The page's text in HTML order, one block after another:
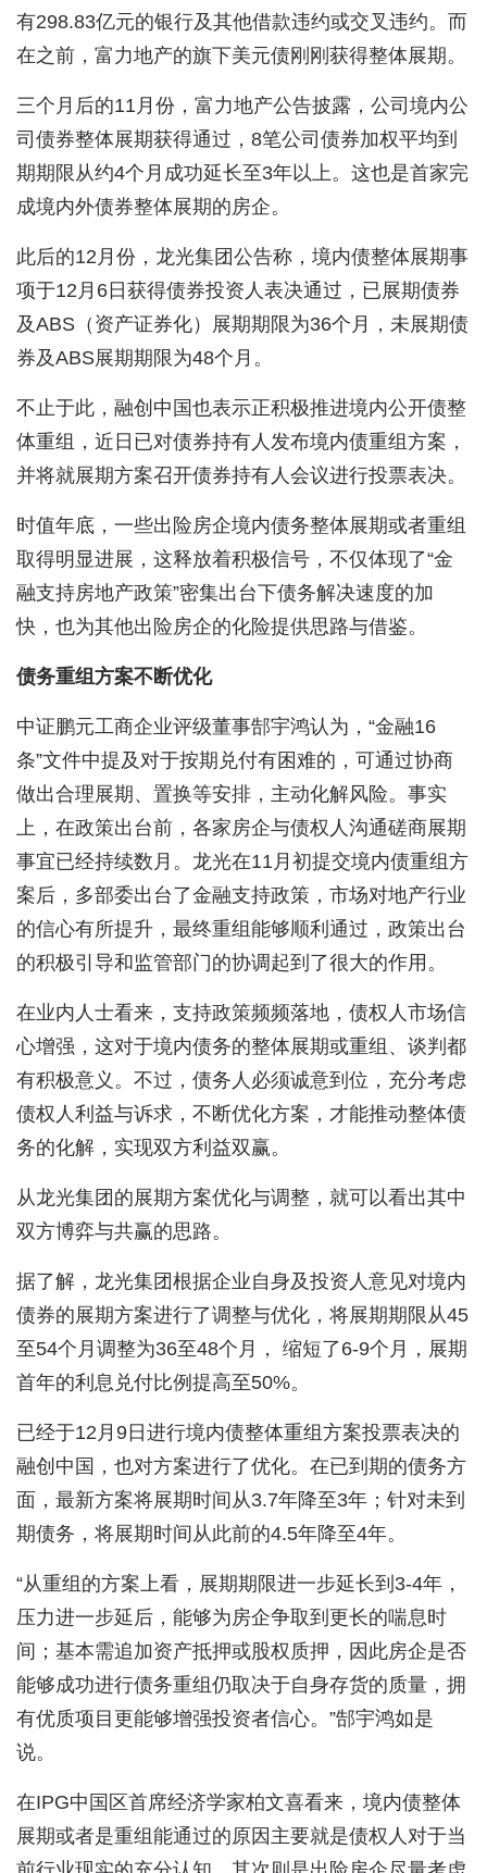
有298.83亿元的银行及其他借款违约或交叉违约。而
在之前，富力地产的旗下美元债刚刚获得整体展期。
三个月后的11月份，富力地产公告披露，公司境内公
司债券整体展期获得通过，8笔公司债券加权平均到
期期限从约4个月成功延长至3年以上。这也是首家完
成境内外债券整体展期的房企。
此后的12月份，龙光集团公告称，境内债整体展期事
项于12月6日获得债券投资人表决通过，已展期债券
及ABS（资产证券化）展期期限为36个月，未展期债
券及ABS展期期限为48个月。
不止于此，融创中国也表示正积极推进境内公开债整
体重组，近日已对债券持有人发布境内债重组方案，
并将就展期方案召开债券持有人会议进行投票表决。
时值年底，一些出险房企境内债务整体展期或者重组
取得明显进展，这释放着积极信号，不仅体现了“金
融支持房地产政策”密集出台下债务解决速度的加
快，也为其他出险房企的化险提供思路与借鉴。
债务重组方案不断优化
中证鹏元工商企业评级董事郜宇鸿认为，“金融16
条”文件中提及对于按期兑付有困难的，可通过协商
做出合理展期、置换等安排，主动化解风险。事实
上，在政策出台前，各家房企与债权人沟通磋商展期
事宜已经持续数月。龙光在11月初提交境内债重组方
案后，多部委出台了金融支持政策，市场对地产行业
的信心有所提升，最终重组能够顺利通过，政策出台
的积极引导和监管部门的协调起到了很大的作用。
在业内人士看来，支持政策频频落地，债权人市场信
心增强，这对于境内债务的整体展期或重组、谈判都
有积极意义。不过，债务人必须诚意到位，充分考虑
债权人利益与诉求，不断优化方案，才能推动整体债
务的化解，实现双方利益双赢。
从龙光集团的展期方案优化与调整，就可以看出其中
双方博弈与共赢的思路。
据了解，龙光集团根据企业自身及投资人意见对境内
债券的展期方案进行了调整与优化，将展期期限从45
至54个月调整为36至48个月， 缩短了6-9个月，展期
首年的利息兑付比例提高至50%。
已经于12月9日进行境内债整体重组方案投票表决的
融创中国，也对方案进行了优化。在已到期的债务方
面，最新方案将展期时间从3.7年降至3年；针对未到
期债务，将展期时间从此前的4.5年降至4年。
“从重组的方案上看，展期期限进一步延长到3-4年，
压力进一步延后，能够为房企争取到更长的喘息时
间；基本需追加资产抵押或股权质押，因此房企是否
能够成功进行债务重组仍取决于自身存货的质量，拥
有优质项目更能够增强投资者信心。”郜宇鸿如是
说。
在IPG中国区首席经济学家柏文喜看来，境内债整体
展期或者是重组能通过的原因主要就是债权人对于当